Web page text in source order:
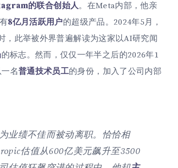
的联合创始人。在Meta内部，他亲
8亿月活跃用户的超级产品。2024年5月，
此举被外界普遍解读为这家以AI研究闻
的标志。然而，仅仅一年半之后的2026年1
名普通技术员工的身份，加入了公司内部
业绩不佳而被动离职。恰恰相
估值从600亿美元飙升至3500